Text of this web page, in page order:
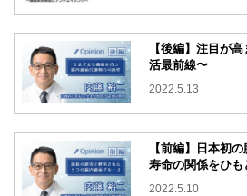
【後編】注目が
活最前線〜
2022.5.13
【前編】日本初
寿命の関係をひも
2022.5.10